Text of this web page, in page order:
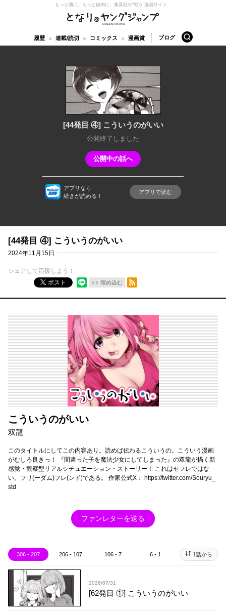
となりのヤングジャンプ
もっと隣に。もっと自由に。 集英社の“戦う”漫画サイト。
履歴 連載/読切 コミックス 漫画賞 ブログ 検索
[44発目 ④] こういうのがいい
公開終了しました
公開中の話へ
アプリなら
続きが読める！
アプリで読む
[44発目 ④] こういうのがいい
2024年11月15日
シェアして応援しよう！
ポスト
埋め込む
RSSフィード
こういうのがいい
双龍
このタイトルにしてこの内容あり。読めば伝わるこういうの。こういう漫画
がむしろ良きっ！ 『間違った子を魔法少女にしてしまった』の双龍が描く新
感覚・観察型リアルシチュエーション・ストーリー！ これはセフレではな
い。フリ(ーダム)フレ(ンド)である。 作家公式X： https://twitter.com/Souryu_
std
ファンレターを送る
306 - 207 206 - 107 106 - 7 6 - 1 1話から
2026/07/31
[62発目 ①] こういうのがいい